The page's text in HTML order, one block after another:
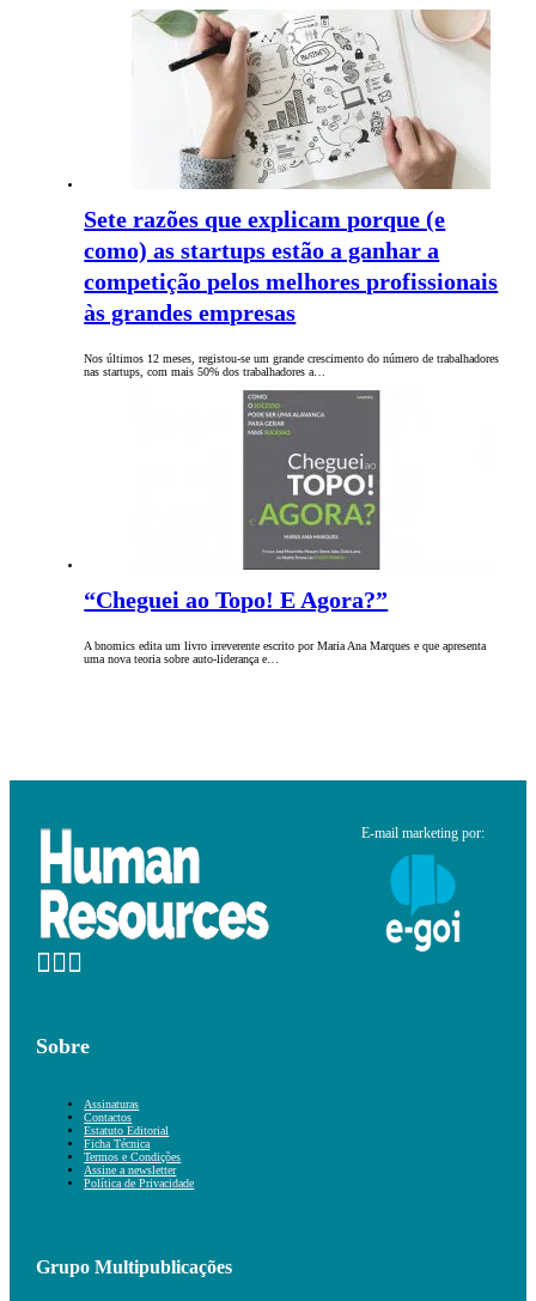
Sete razões que explicam porque (e
como) as startups estão a ganhar a
competição pelos melhores profissionais
às grandes empresas
Nos últimos 12 meses, registou-se um grande crescimento do número de trabalhadores
nas startups, com mais 50% dos trabalhadores a…
“Cheguei ao Topo! E Agora?”
A bnomics edita um livro irreverente escrito por Maria Ana Marques e que apresenta
uma nova teoria sobre auto-liderança e…
E-mail marketing por:
Sobre
Assinaturas
Contactos
Estatuto Editorial
Ficha Técnica
Termos e Condições
Assine a newsletter
Política de Privacidade
Grupo Multipublicações